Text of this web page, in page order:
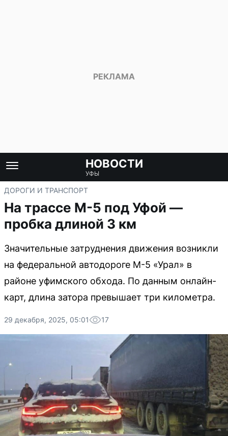
НОВОСТИ
УФЫ
ДОРОГИ И ТРАНСПОРТ
На трассе М-5 под Уфой —
пробка длиной 3 км
Значительные затруднения движения возникли
на федеральной автодороге М-5 «Урал» в
районе уфимского обхода. По данным онлайн-
карт, длина затора превышает три километра.
29 декабря, 2025, 05:01 17